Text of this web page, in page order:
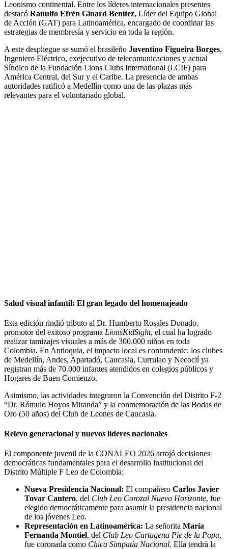
Leonismo continental. Entre los líderes internacionales presentes
destacó Ranulfo Efrén Ginard Benítez, Líder del Equipo Global
de Acción (GAT) para Latinoamérica, encargado de coordinar las
estrategias de membresía y servicio en toda la región.
A este despliegue se sumó el brasileño Juventino Figueira Borges,
Ingeniero Eléctrico, exejecutivo de telecomunicaciones y actual
Síndico de la Fundación Lions Clubs International (LCIF) para
América Central, del Sur y el Caribe. La presencia de ambas
autoridades ratificó a Medellín como una de las plazas más
relevantes para el voluntariado global.
Salud visual infantil: El gran legado del homenajeado
Esta edición rindió tributo al Dr. Humberto Rosales Donado,
promotor del exitoso programa LionsKidSight, el cual ha logrado
realizar tamizajes visuales a más de 300.000 niños en toda
Colombia. En Antioquia, el impacto local es contundente: los clubes
de Medellín, Andes, Apartadó, Caucasia, Currulao y Necoclí ya
registran más de 70.000 infantes atendidos en colegios públicos y
Hogares de Buen Comienzo.
Asimismo, las actividades integraron la Convención del Distrito F-2
“Dr. Rómulo Hoyos Miranda” y la conmemoración de las Bodas de
Oro (50 años) del Club de Leones de Caucasia.
Relevo generacional y nuevos líderes nacionales
El componente juvenil de la CONALEO 2026 arrojó decisiones
democráticas fundamentales para el desarrollo institucional del
Distrito Múltiple F Leo de Colombia:
Nueva Presidencia Nacional: El compañero Carlos Javier
Tovar Cantero, del Club Leo Corozal Nuevo Horizonte, fue
elegido democráticamente para asumir la presidencia nacional
de los jóvenes Leo.
Representación en Latinoamérica: La señorita María
Fernanda Montiel, del Club Leo Cartagena Pie de la Popa,
fue coronada como Chica Simpatía Nacional. Ella tendrá la